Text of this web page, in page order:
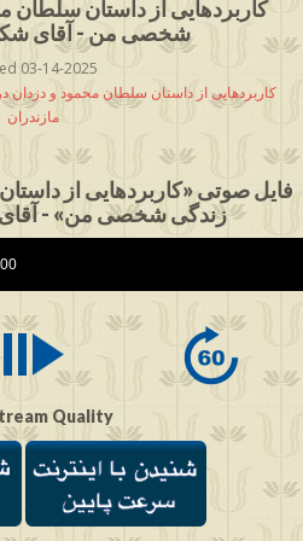
کاربردهایی از داستان سلطان
شخصی من - آقای
03-14-2025
کاربردهایی از داستان سلطان محمود و
مازندران
فایل صوتی «کاربردهایی از
زندگی شخصی من» - آقای
Quality